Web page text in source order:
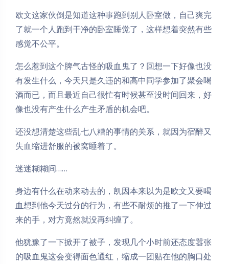
欧文这家伙倒是知道这种事跑到别人卧室做，自己爽完
了就一个人跑到干净的卧室睡觉了，这样想着突然有些
感觉不公平。
怎么惹到这个脾气古怪的吸血鬼了？回想一下好像也没
有发生什么，今天只是久违的和高中同学参加了聚会喝
酒而已，而且最近自己很忙有时候甚至没时间回来，好
像也没有产生什么产生矛盾的机会吧。
还没想清楚这些乱七八糟的事情的关系，就因为宿醉又
失血缩进舒服的被窝睡着了。
迷迷糊糊间……
身边有什么在动来动去的，凯因本来以为是欧文又要喝
血想到他今天过分的行为，有些不耐烦的推了一下伸过
来的手，对方竟然就没再纠缠了。
他犹豫了一下掀开了被子，发现几个小时前还态度嚣张
的吸血鬼这会变得面色通红，缩成一团贴在他的胸口处